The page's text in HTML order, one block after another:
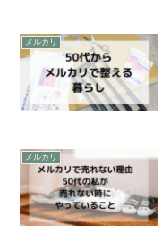
メルカリ
メルカリ